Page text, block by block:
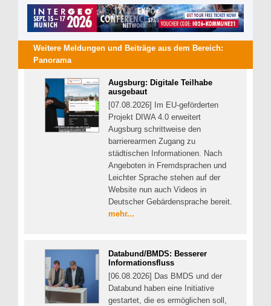
Weitere Meldungen und Beiträge aus dem Bereich:
Panorama
Augsburg: Digitale Teilhabe
ausgebaut
[07.08.2026] Im EU-geförderten
Projekt DIWA 4.0 erweitert
Augsburg schrittweise den
barrierearmen Zugang zu
städtischen Informationen. Nach
Angeboten in Fremdsprachen und
Leichter Sprache stehen auf der
Website nun auch Videos in
Deutscher Gebärdensprache bereit.
mehr...
Databund/BMDS: Besserer
Informationsfluss
[06.08.2026] Das BMDS und der
Databund haben eine Initiative
gestartet, die es ermöglichen soll,